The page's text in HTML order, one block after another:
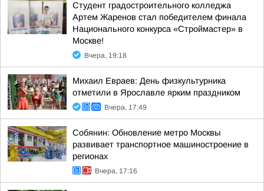
Студент градостроительного колледжа
Артем Жаренов стал победителем финала
Национального конкурса «Строймастер» в
Москве!
Вчера, 19:18
Михаил Евраев: День физкультурника
отметили в Ярославле ярким праздником
Вчера, 17:49
Собянин: Обновление метро Москвы
развивает транспортное машиностроение в
регионах
Вчера, 17:16